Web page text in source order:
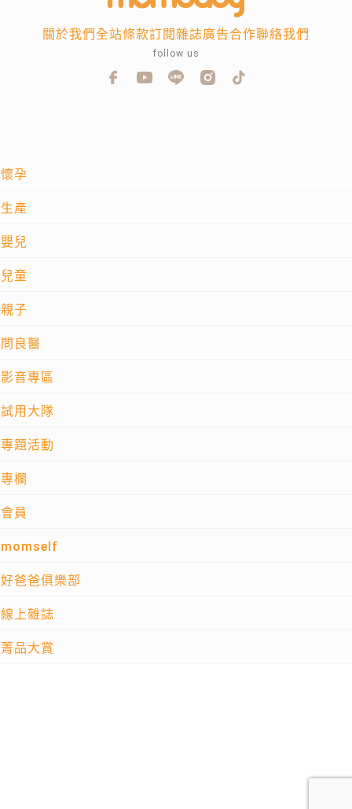
懷孕
生產
嬰兒
兒童
親子
問良醫
影音專區
試用大隊
專題活動
專欄
會員
momself
好爸爸俱樂部
線上雜誌
菁品大賞
關於我們全站條款訂閱雜誌廣告合作聯絡我們
follow us